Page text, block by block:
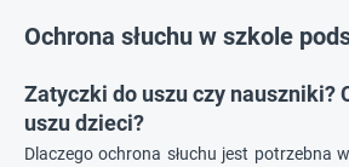
Ochrona słuchu w szkole
Zatyczki do uszu czy nauszniki?
uszu dzieci?
Dlaczego ochrona słuchu jest potrzebna